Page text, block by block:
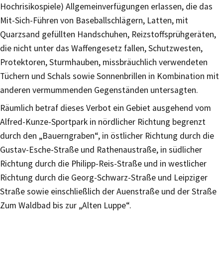
Hochrisikospiele) Allgemeinverfügungen erlassen, die das
Mit-Sich-Führen von Baseballschlägern, Latten, mit
Quarzsand gefüllten Handschuhen, Reizstoffsprühgeräten,
die nicht unter das Waffengesetz fallen, Schutzwesten,
Protektoren, Sturmhauben, missbräuchlich verwendeten
Tüchern und Schals sowie Sonnenbrillen in Kombination mit
anderen vermummenden Gegenständen untersagten.
Räumlich betraf dieses Verbot ein Gebiet ausgehend vom
Alfred-Kunze-Sportpark in nördlicher Richtung begrenzt
durch den „Bauerngraben“, in östlicher Richtung durch die
Gustav-Esche-Straße und Rathenaustraße, in südlicher
Richtung durch die Philipp-Reis-Straße und in westlicher
Richtung durch die Georg-Schwarz-Straße und Leipziger
Straße sowie einschließlich der Auenstraße und der Straße
Zum Waldbad bis zur „Alten Luppe“.